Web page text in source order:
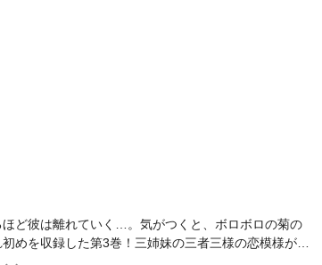
ど彼は離れていく…。気がつくと、ボロボロの菊の
を収録した第3巻！三姉妹の三者三様の恋模様がポ